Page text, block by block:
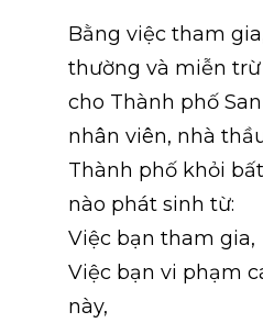
Bằng việc tham
thường và miễn
cho Thành phố
nhân viên, nhà
Thành phố khỏi
nào phát sinh từ:
Việc bạn tham gia,
Việc bạn vi phạm
này,